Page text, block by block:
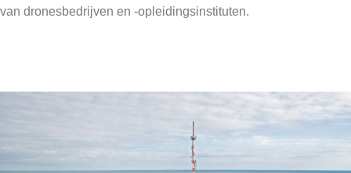
van dronesbedrijven en -opleidingsinstituten.